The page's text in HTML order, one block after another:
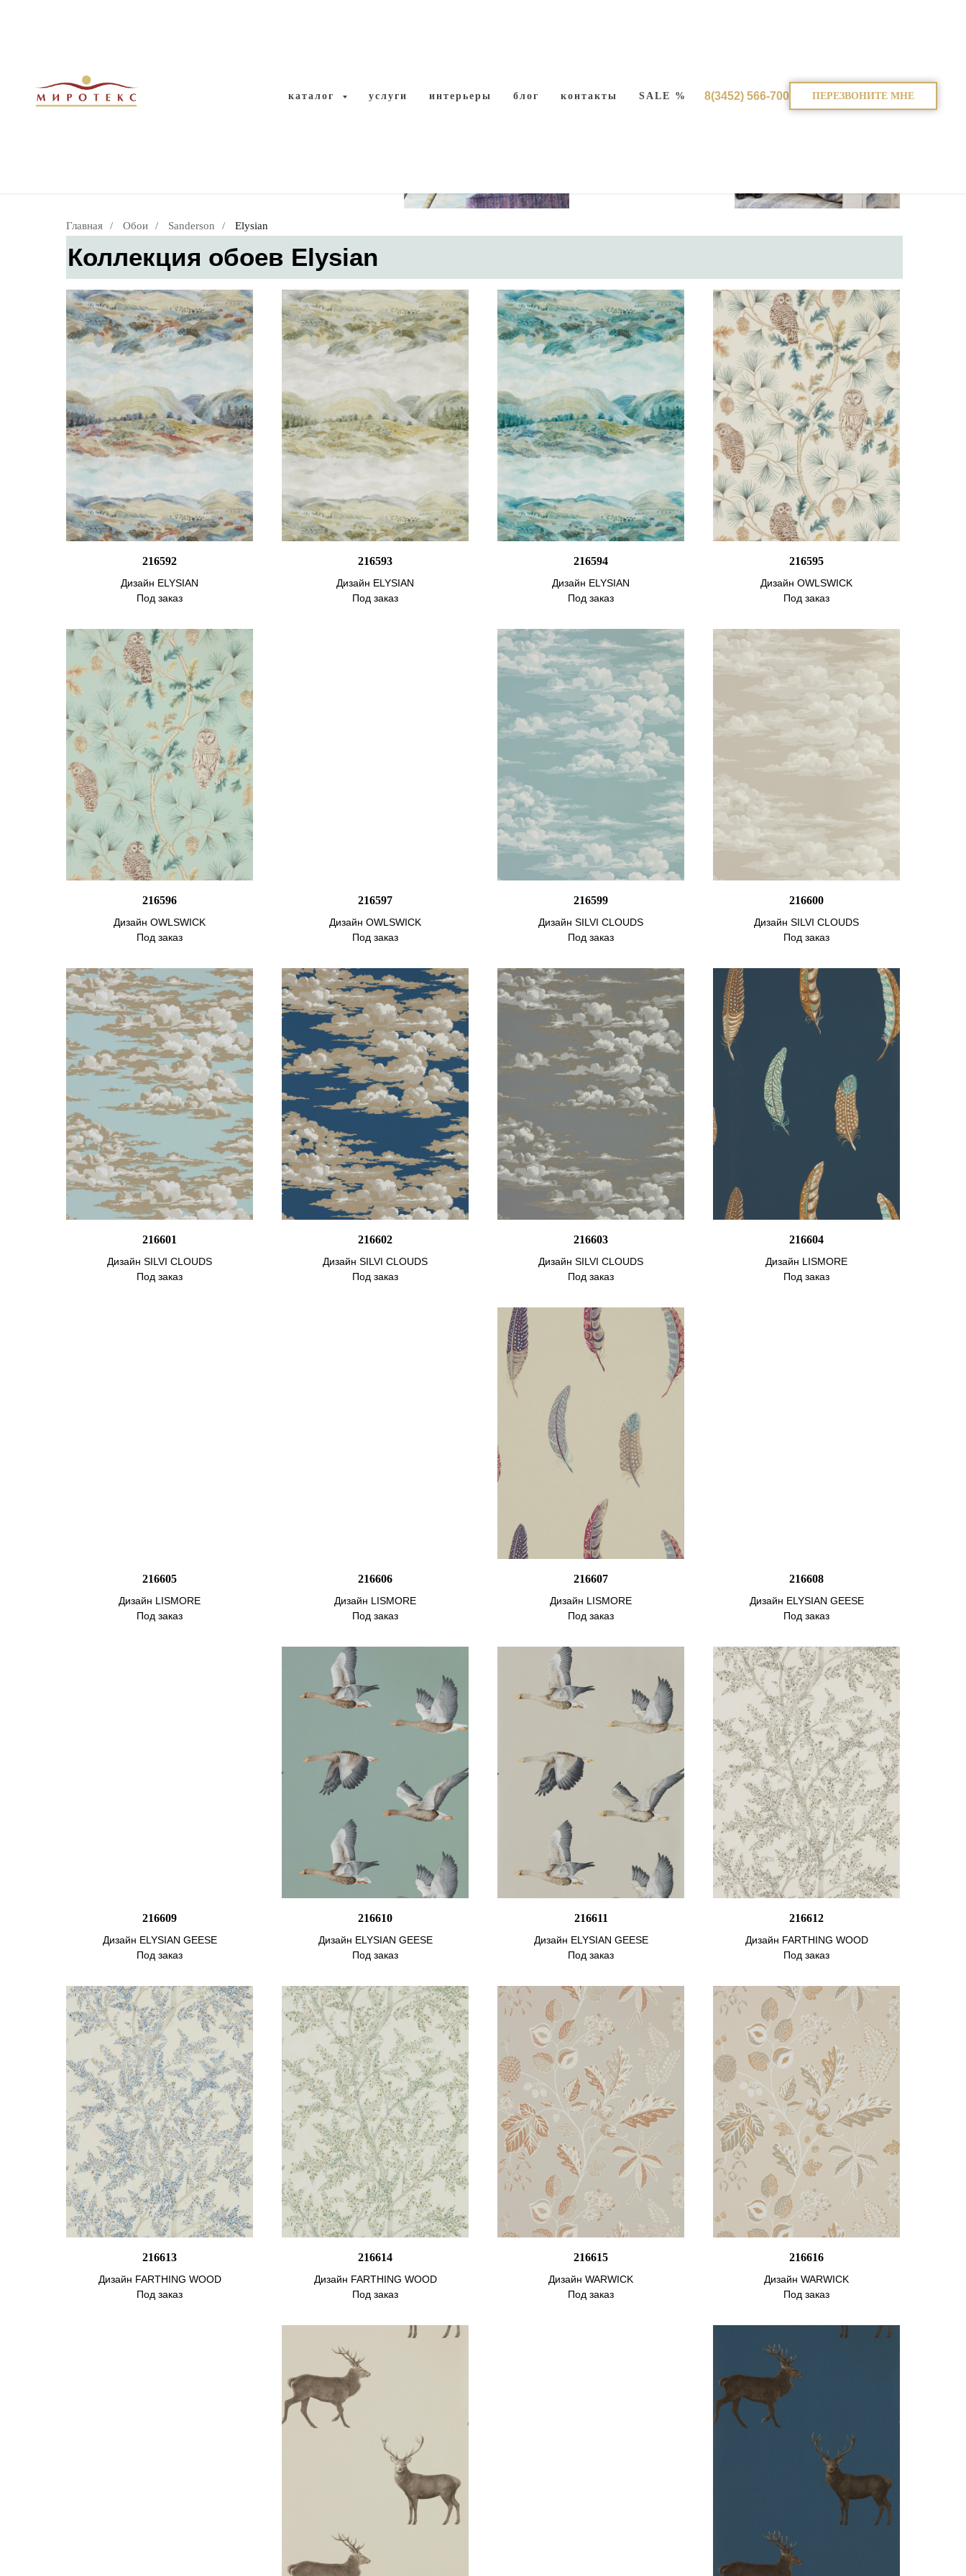
каталог услуги интерьеры блог контакты SALE % 8(3452) 566-700 ПЕРЕЗВОНИТЕ МНЕ
обои
SANDERSON
Главная / Обои / Sanderson / Elysian
Коллекция обоев Elysian
216592
Дизайн ELYSIAN
Под заказ
216593
Дизайн ELYSIAN
Под заказ
216594
Дизайн ELYSIAN
Под заказ
216595
Дизайн OWLSWICK
Под заказ
216596
Дизайн OWLSWICK
Под заказ
216597
Дизайн OWLSWICK
Под заказ
216599
Дизайн SILVI CLOUDS
Под заказ
216600
Дизайн SILVI CLOUDS
Под заказ
216601
Дизайн SILVI CLOUDS
Под заказ
216602
Дизайн SILVI CLOUDS
Под заказ
216603
Дизайн SILVI CLOUDS
Под заказ
216604
Дизайн LISMORE
Под заказ
216605
Дизайн LISMORE
Под заказ
216606
Дизайн LISMORE
Под заказ
216607
Дизайн LISMORE
Под заказ
216608
Дизайн ELYSIAN GEESE
Под заказ
216609
Дизайн ELYSIAN GEESE
Под заказ
216610
Дизайн ELYSIAN GEESE
Под заказ
216611
Дизайн ELYSIAN GEESE
Под заказ
216612
Дизайн FARTHING WOOD
Под заказ
216613
Дизайн FARTHING WOOD
Под заказ
216614
Дизайн FARTHING WOOD
Под заказ
216615
Дизайн WARWICK
Под заказ
216616
Дизайн WARWICK
Под заказ